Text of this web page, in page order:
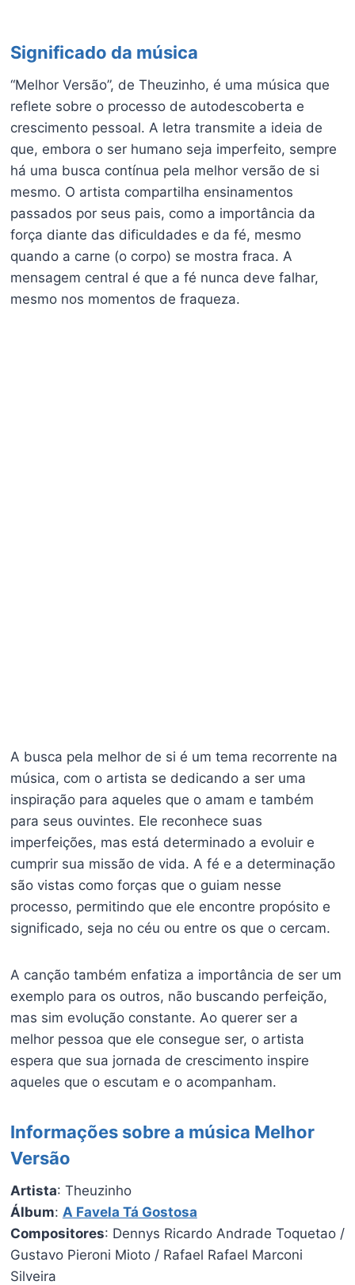
Significado da música
“Melhor Versão”, de Theuzinho, é uma música que
reflete sobre o processo de autodescoberta e
crescimento pessoal. A letra transmite a ideia de
que, embora o ser humano seja imperfeito, sempre
há uma busca contínua pela melhor versão de si
mesmo. O artista compartilha ensinamentos
passados por seus pais, como a importância da
força diante das dificuldades e da fé, mesmo
quando a carne (o corpo) se mostra fraca. A
mensagem central é que a fé nunca deve falhar,
mesmo nos momentos de fraqueza.
A busca pela melhor de si é um tema recorrente na
música, com o artista se dedicando a ser uma
inspiração para aqueles que o amam e também
para seus ouvintes. Ele reconhece suas
imperfeições, mas está determinado a evoluir e
cumprir sua missão de vida. A fé e a determinação
são vistas como forças que o guiam nesse
processo, permitindo que ele encontre propósito e
significado, seja no céu ou entre os que o cercam.
A canção também enfatiza a importância de ser um
exemplo para os outros, não buscando perfeição,
mas sim evolução constante. Ao querer ser a
melhor pessoa que ele consegue ser, o artista
espera que sua jornada de crescimento inspire
aqueles que o escutam e o acompanham.
Informações sobre a música Melhor
Versão
Artista: Theuzinho
Álbum: A Favela Tá Gostosa
Compositores: Dennys Ricardo Andrade Toquetao /
Gustavo Pieroni Mioto / Rafael Rafael Marconi
Silveira